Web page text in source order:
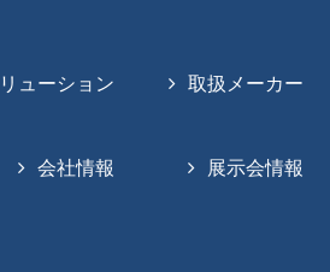
ューション 取扱メーカー
会社情報 展示会情報